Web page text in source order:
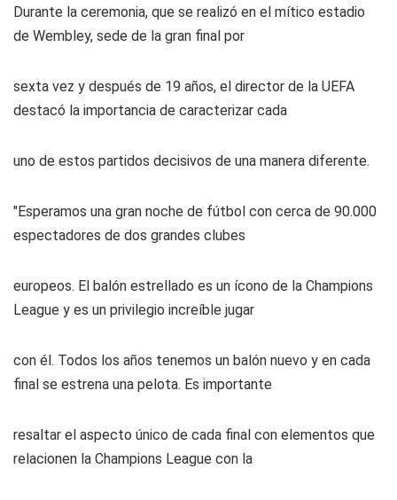
Durante la ceremonia, que se realizó en el mítico estadio
de Wembley, sede de la gran final por
sexta vez y después de 19 años, el director de la UEFA
destacó la importancia de caracterizar cada
uno de estos partidos decisivos de una manera diferente.
"Esperamos una gran noche de fútbol con cerca de 90.000
espectadores de dos grandes clubes
europeos. El balón estrellado es un ícono de la Champions
League y es un privilegio increíble jugar
con él. Todos los años tenemos un balón nuevo y en cada
final se estrena una pelota. Es importante
resaltar el aspecto único de cada final con elementos que
relacionen la Champions League con la